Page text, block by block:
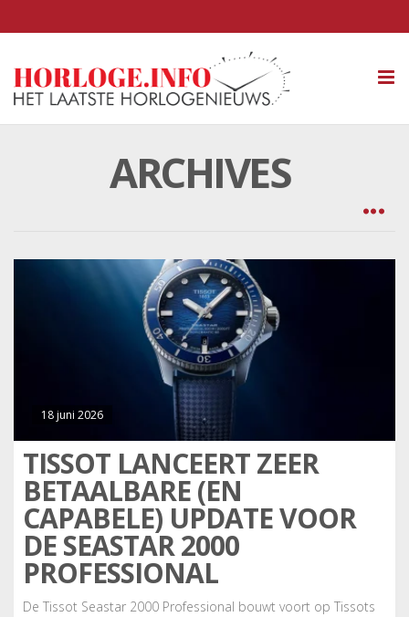
ARCHIVES
18 juni 2026
TISSOT LANCEERT ZEER
BETAALBARE (EN
CAPABELE) UPDATE VOOR
DE SEASTAR 2000
PROFESSIONAL
De Tissot Seastar 2000 Professional bouwt voort op Tissots